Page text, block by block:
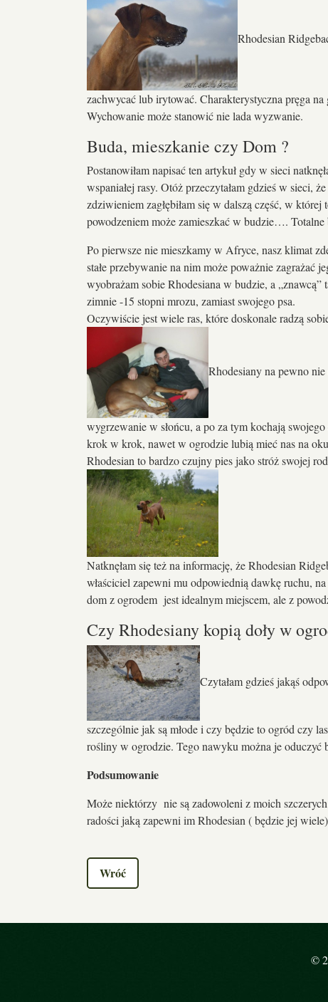
Rhodesian
zachwycać lub irytować. Charakterystyczna pręga
Wychowanie może stanowić nie lada wyzwanie.
Buda, mieszkanie czy Dom ?
Postanowiłam napisać ten artykuł gdy w sieci
wspaniałej rasy. Otóż przeczytałam gdzieś w sieci, że
zdziwieniem zagłębiłam się w dalszą część, w
powodzeniem może zamieszkać w budzie…. Totalne
Po pierwsze nie mieszkamy w Afryce, nasz klimat
stałe przebywanie na nim może poważnie
wyobrażam sobie Rhodesiana w budzie, a
zimnie -15 stopni mrozu, zamiast swojego psa.
Oczywiście jest wiele ras, które doskonale radzą
Rhodesiany na pewno
wygrzewanie w słońcu, a po za tym kochają
krok w krok, nawet w ogrodzie lubią mieć nas na
Rhodesian to bardzo czujny pies jako stróż swojej
Natknęłam się też na informację, że Rhodesian
właściciel zapewni mu odpowiednią dawkę ruchu,
dom z ogrodem jest idealnym miejscem, ale z
Czy Rhodesiany kopią doły w
Czytałam gdzieś jakąś
szczególnie jak są młode i czy będzie to ogród czy
rośliny w ogrodzie. Tego nawyku można je oduczyć
Podsumowanie
Może niektórzy nie są zadowoleni z moich
radości jaką zapewni im Rhodesian ( będzie jej
Wróć
©